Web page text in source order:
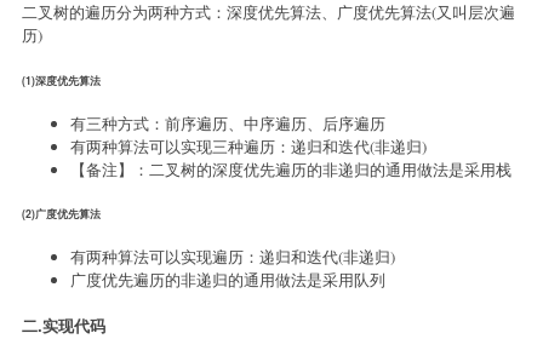
二叉树的遍历分为两种方式：深度优先算法、广度优先算法(又叫层次遍
历)
(1)深度优先算法
有三种方式：前序遍历、中序遍历、后序遍历
有两种算法可以实现三种遍历：递归和迭代(非递归)
【备注】：二叉树的深度优先遍历的非递归的通用做法是采用栈
(2)广度优先算法
有两种算法可以实现遍历：递归和迭代(非递归)
广度优先遍历的非递归的通用做法是采用队列
二.实现代码